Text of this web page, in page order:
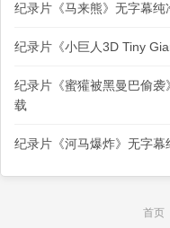
纪录片《马来熊》无字幕
纪录片《小巨人3D Tiny
纪录片《蜜獾被黑曼巴偷
载
纪录片《河马爆炸》无字
首页